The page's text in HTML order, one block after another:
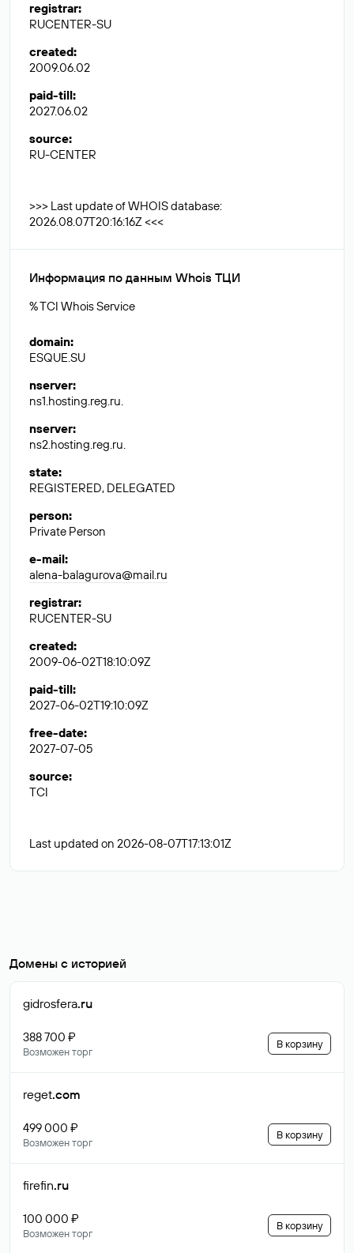
registrar:
RUCENTER-SU
created:
2009.06.02
paid-till:
2027.06.02
source:
RU-CENTER
>>> Last update of WHOIS database:
2026.08.07T20:16:16Z <<<
Информация по данным Whois ТЦИ
% TCI Whois Service
domain:
ESQUE.SU
nserver:
ns1.hosting.reg.ru.
nserver:
ns2.hosting.reg.ru.
state:
REGISTERED, DELEGATED
person:
Private Person
e-mail:
alena-balagurova@mail.ru
registrar:
RUCENTER-SU
created:
2009-06-02T18:10:09Z
paid-till:
2027-06-02T19:10:09Z
free-date:
2027-07-05
source:
TCI
Last updated on 2026-08-07T17:13:01Z
Домены с историей
gidrosfera.ru
388 700 ₽
Возможен торг
В корзину
reget.com
499 000 ₽
Возможен торг
В корзину
firefin.ru
100 000 ₽
Возможен торг
В корзину